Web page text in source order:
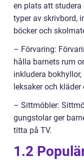
en plats att
typer av skrivbord,
böcker och
– Förvaring:
hålla barnets rum
inkludera
leksaker och
– Sittmöbler:
gungstolar ger
titta på TV.
1.2